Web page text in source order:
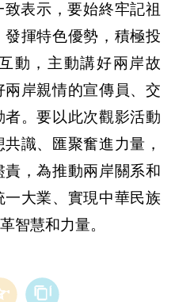
表示，要始終牢記祖
揮特色優勢，積極投
動，主動講好兩岸故
岸親情的宣傳員、交
。要以此次觀影活動
識、匯聚奮進力量，
，為推動兩岸關系和
大業、實現中華民族
智慧和力量。